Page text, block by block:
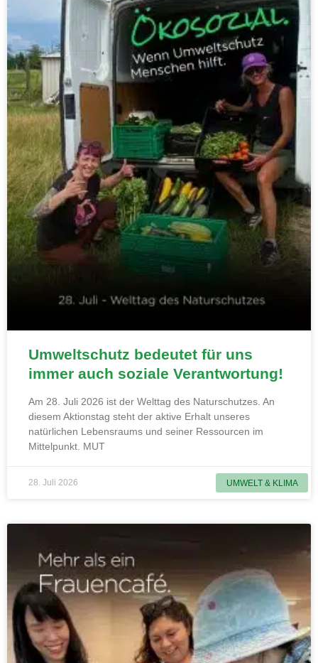
UMWELT & KLIMA
Umweltschutz bedeutet für uns
immer auch soziale Verantwortung!
Am 28. Juli 2026 ist der Welttag des Naturschutzes. An
diesem Aktionstag steht der aktive Erhalt unseres
natürlichen Lebensraums und seiner Ressourcen im
Mittelpunkt. MUT
28. Juli 2026